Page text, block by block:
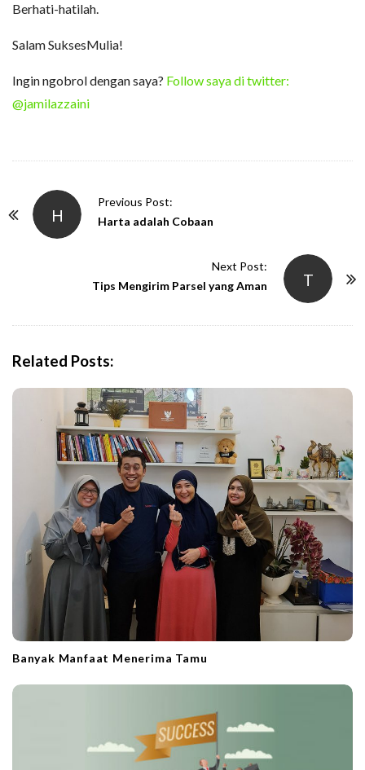
Berhati-hatilah.
Salam SuksesMulia!
Ingin ngobrol dengan saya? Follow saya di twitter:
@jamilazzaini
H
Previous Post:
Harta adalah Cobaan
T
Next Post:
Tips Mengirim Parsel yang Aman
Related Posts:
Banyak Manfaat Menerima Tamu